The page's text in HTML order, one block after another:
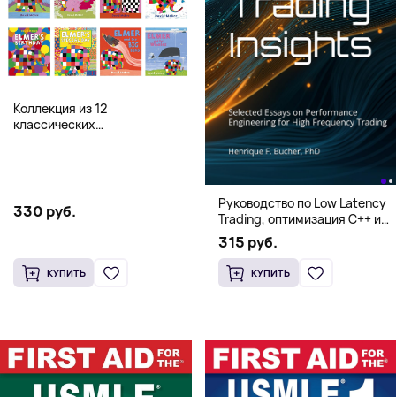
Коллекция из 12
классических
330 руб.
КУПИТЬ
Руководство по Low Latency
Trading, оптимизация C++ и
системная архитектура для
HFT
315 руб.
КУПИТЬ